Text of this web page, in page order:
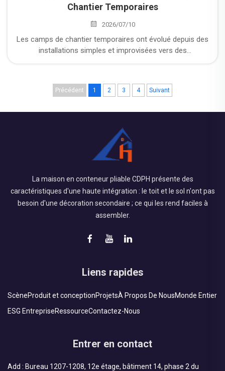
Chantier Temporaires
2026/07/10
Les camps de chantier temporaires ont évolué depuis des
installations simples et improvisées vers des
du chantier, mais aussi une vitrine clé de l’excellence en
gestion de projet et de l’image corporative. Forte de ses
de service complète, CDPH s’engage à fournir des
solutions efficaces, sûres et confortables pour les camps
temporaires, garantissant ainsi le lancement réussi et la
progression constante de chaque projet.
Précédent 1 2 3 4 Suivant
La maison en conteneur pliable CDPH présente des
caractéristiques d'une haute intégration : le toit et le sol n'ont pas
besoin d'une décoration secondaire ; ce qui les rend faciles à
assembler.
Liens rapides
ScèneProduit et conceptionProjetsÀ Propos De NousMonde Entier
ESG EntrepriseRessourceContactez-Nous
Entrer en contact
Add : Bureau 1207-1208, 12e étage, bâtiment 14, phase 2 du